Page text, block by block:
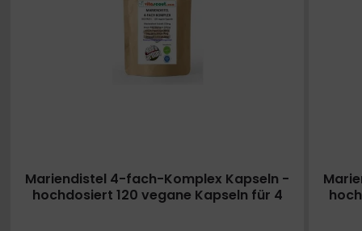
Mariendistel 4-fach-Komplex Kapseln -
hochdosiert 120 vegane Kapseln für 4